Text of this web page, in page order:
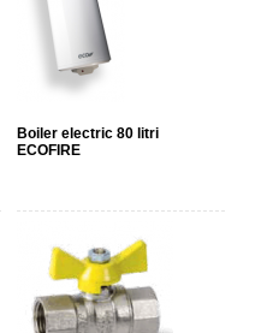
Boiler electric 80 litri
ECOFIRE